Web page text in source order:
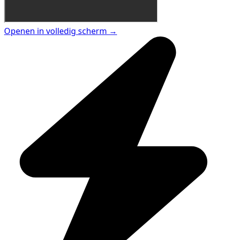
Openen in volledig scherm →